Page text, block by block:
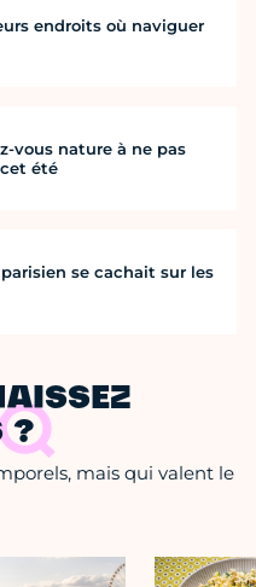
endroits où naviguer
vous nature à ne pas
été
parisien se cachait sur les
?
mais qui valent le